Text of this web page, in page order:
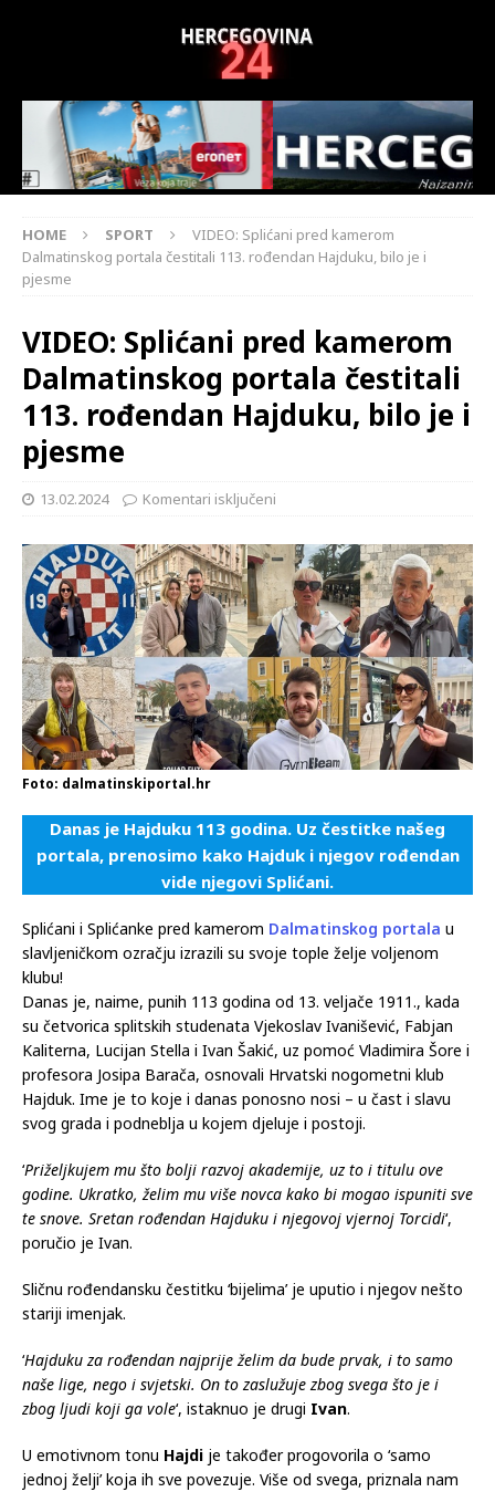
HOME SPORT
VIDEO: Splićani pred kamerom
Dalmatinskog portala čestitali 113. rođendan Hajduku, bilo je i
pjesme
VIDEO: Splićani pred kamerom
Dalmatinskog portala čestitali
113. rođendan Hajduku, bilo je i
pjesme
13.02.2024 Komentari isključeni
Foto: dalmatinskiportal.hr
Danas je Hajduku 113 godina. Uz čestitke našeg
portala, prenosimo kako Hajduk i njegov rođendan
vide njegovi Splićani.
Splićani i Splićanke pred kamerom Dalmatinskog portala u
slavljeničkom ozračju izrazili su svoje tople želje voljenom
klubu!
Danas je, naime, punih 113 godina od 13. veljače 1911., kada
su četvorica splitskih studenata Vjekoslav Ivanišević, Fabjan
Kaliterna, Lucijan Stella i Ivan Šakić, uz pomoć Vladimira Šore i
profesora Josipa Barača, osnovali Hrvatski nogometni klub
Hajduk. Ime je to koje i danas ponosno nosi – u čast i slavu
svog grada i podneblja u kojem djeluje i postoji.
‘Priželjkujem mu što bolji razvoj akademije, uz to i titulu ove
godine. Ukratko, želim mu više novca kako bi mogao ispuniti sve
te snove. Sretan rođendan Hajduku i njegovoj vjernoj Torcidi‘,
poručio je Ivan.
Sličnu rođendansku čestitku ‘bijelima’ je uputio i njegov nešto
stariji imenjak.
‘Hajduku za rođendan najprije želim da bude prvak, i to samo
naše lige, nego i svjetski. On to zaslužuje zbog svega što je i
zbog ljudi koji ga vole‘, istaknuo je drugi Ivan.
U emotivnom tonu Hajdi je također progovorila o ‘samo
jednoj želji’ koja ih sve povezuje. Više od svega, priznala nam